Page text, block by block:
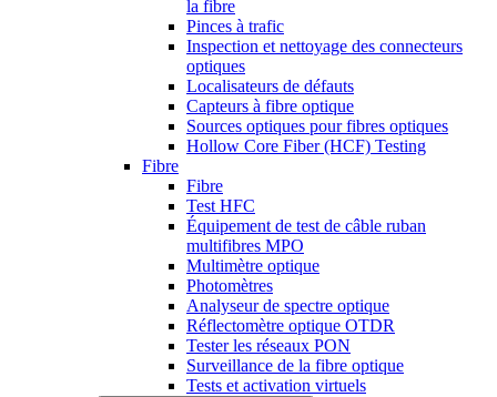
la fibre
Pinces à trafic
Inspection et nettoyage des connecteurs
optiques
Localisateurs de défauts
Capteurs à fibre optique
Sources optiques pour fibres optiques
Hollow Core Fiber (HCF) Testing
Fibre
Fibre
Test HFC
Équipement de test de câble ruban
multifibres MPO
Multimètre optique
Photomètres
Analyseur de spectre optique
Réflectomètre optique OTDR
Tester les réseaux PON
Surveillance de la fibre optique
Tests et activation virtuels